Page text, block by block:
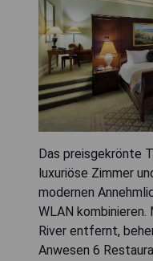
Das preisgekrönte
luxuriöse Zimmer
modernen
WLAN
River entfernt,
Anwesen 6